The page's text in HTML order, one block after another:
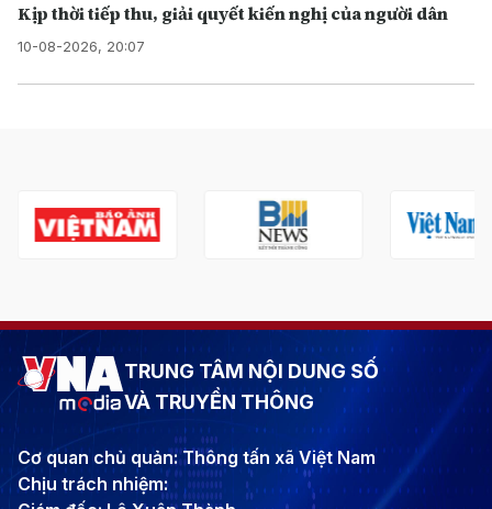
Kịp thời tiếp thu, giải quyết kiến nghị của người dân
10-08-2026, 20:07
TRUNG TÂM NỘI DUNG SỐ
VÀ TRUYỀN THÔNG
Cơ quan chủ quản: Thông tấn xã Việt Nam
Chịu trách nhiệm: